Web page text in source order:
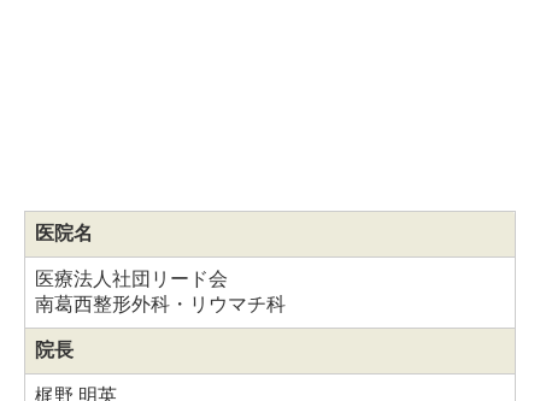
医院名
医療法人社団リード会
南葛西整形外科・リウマチ科
院長
梶野 明英